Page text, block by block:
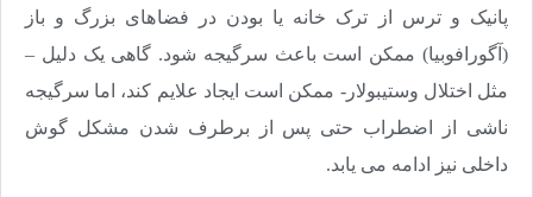
پانیک و ترس از ترک خانه یا بودن در فضاهای بزرگ و باز
(آگورافوبیا) ممکن است باعث سرگیجه شود. گاهی یک دلیل –
مثل اختلال وستیبولار- ممکن است ایجاد علایم کند، اما سرگیجه
ناشی از اضطراب حتی پس از برطرف شدن مشکل گوش
داخلی نیز ادامه می یابد.